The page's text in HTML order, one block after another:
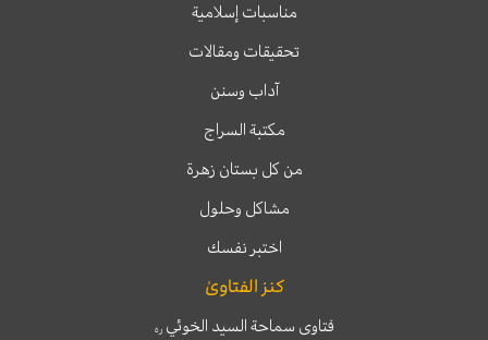
مناسبات إسلامية
تحقيقات ومقالات
آداب وسنن
مكتبة السراج
من كل بستان زهرة
مشاكل وحلول
اختبر نفسك
كنز الفتاوىٰ
فتاوى سماحة السيد الخوئيره